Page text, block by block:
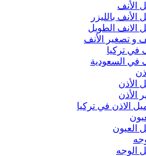
الأنف
الأنف بالليزر
الانف الطويل
و تصغير الأنف
في تركيا
في السعودية
الأذن
الأذن
الاذن في تركيا
العيون
الوجه